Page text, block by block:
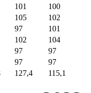
101
100
105
102
97
101
102
104
97
97
97
97
127,4 115,1